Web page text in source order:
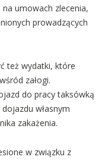
umowach zlecenia,
prowadzących
też wydatki, które
załogi.
do pracy taksówką
własnym
zakażenia.
w związku z